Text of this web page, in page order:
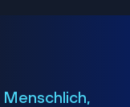
Menschlich,